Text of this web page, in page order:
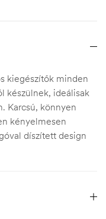
kiegészítők minden
készülnek, ideálisak
Karcsú, könnyen
kényelmesen
díszített design